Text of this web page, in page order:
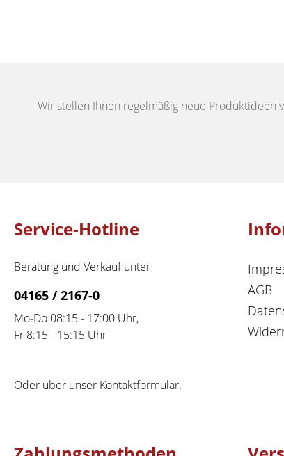
Wir stellen Ihnen regelmäßig neue Produktideen
Service-Hotline
Beratung und Verkauf unter
04165 / 2167-0
Mo-Do 08:15 - 17:00 Uhr,
Fr 8:15 - 15:15 Uhr
Oder über unser Kontaktformular.
AGB